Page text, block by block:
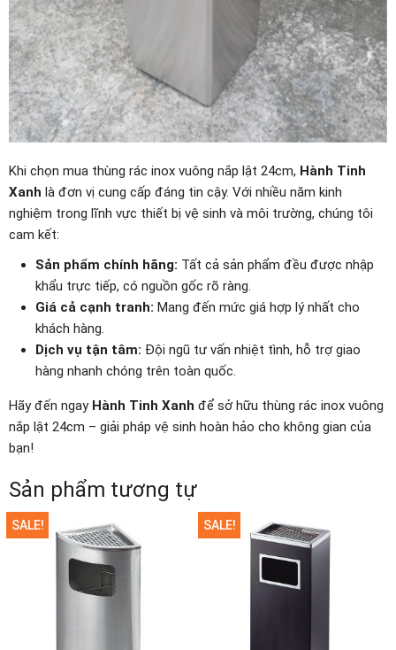
Khi chọn mua thùng rác inox vuông nắp lật 24cm, Hành Tinh
Xanh là đơn vị cung cấp đáng tin cậy. Với nhiều năm kinh
nghiệm trong lĩnh vực thiết bị vệ sinh và môi trường, chúng tôi
cam kết:
Sản phẩm chính hãng: Tất cả sản phẩm đều được nhập
khẩu trực tiếp, có nguồn gốc rõ ràng.
Giá cả cạnh tranh: Mang đến mức giá hợp lý nhất cho
khách hàng.
Dịch vụ tận tâm: Đội ngũ tư vấn nhiệt tình, hỗ trợ giao
hàng nhanh chóng trên toàn quốc.
Hãy đến ngay Hành Tinh Xanh để sở hữu thùng rác inox vuông
nắp lật 24cm – giải pháp vệ sinh hoàn hảo cho không gian của
bạn!
Sản phẩm tương tự
SALE! SALE!